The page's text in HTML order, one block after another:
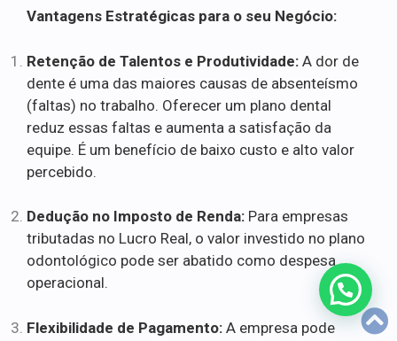
Vantagens Estratégicas para o seu Negócio:
Retenção de Talentos e Produtividade: A dor de
dente é uma das maiores causas de absenteísmo
(faltas) no trabalho. Oferecer um plano dental
reduz essas faltas e aumenta a satisfação da
equipe. É um benefício de baixo custo e alto valor
percebido.
Dedução no Imposto de Renda: Para empresas
tributadas no Lucro Real, o valor investido no plano
odontológico pode ser abatido como despesa
operacional.
Flexibilidade de Pagamento: A empresa pode